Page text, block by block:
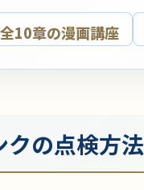
全10章の漫画講座
の点検方法